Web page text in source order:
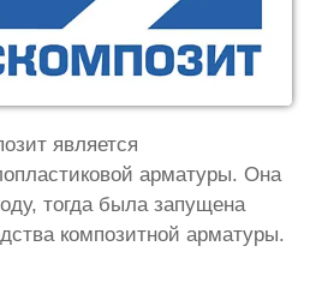
является
арматуры. Она
тогда была запущена
композитной арматуры.